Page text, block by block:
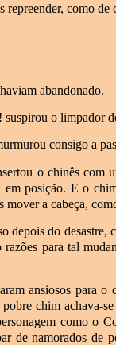
repreender, como de
abandonado.
o limpador
consigo a
o chinês com
em posição. E o
a cabeça,
do desastre,
para tal
ansiosos para o
chim achava-
como o
de namorados de